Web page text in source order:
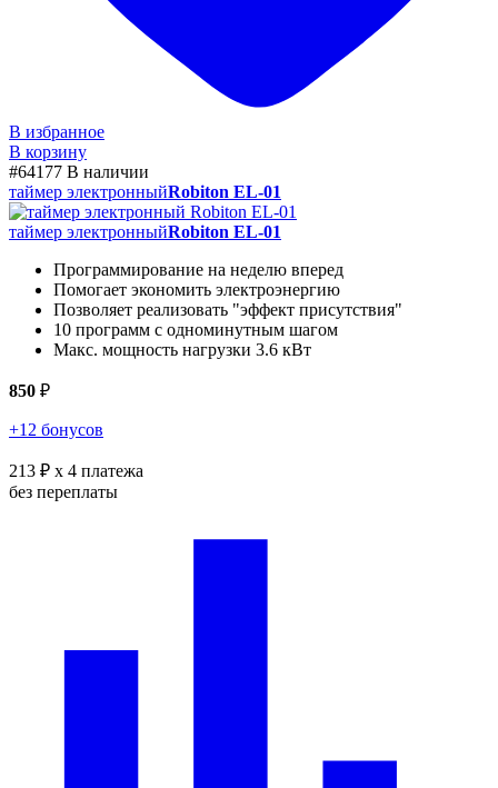
В избранное
В корзину
#64177 В наличии
таймер электронныйRobiton EL-01
таймер электронныйRobiton EL-01
Программирование на неделю вперед
Помогает экономить электроэнергию
Позволяет реализовать "эффект присутствия"
10 программ с одноминутным шагом
Макс. мощность нагрузки 3.6 кВт
850 ₽
+12 бонусов
213 ₽ x 4 платежа
без переплаты